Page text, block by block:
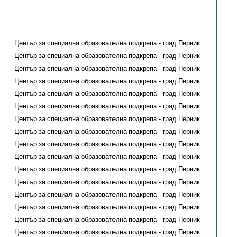
Център за специална образователна подкрепа - град Перник
Център за специална образователна подкрепа - град Перник
Център за специална образователна подкрепа - град Перник
Център за специална образователна подкрепа - град Перник
Център за специална образователна подкрепа - град Перник
Център за специална образователна подкрепа - град Перник
Център за специална образователна подкрепа - град Перник
Център за специална образователна подкрепа - град Перник
Център за специална образователна подкрепа - град Перник
Център за специална образователна подкрепа - град Перник
Център за специална образователна подкрепа - град Перник
Център за специална образователна подкрепа - град Перник
Център за специална образователна подкрепа - град Перник
Център за специална образователна подкрепа - град Перник
Център за специална образователна подкрепа - град Перник
Център за специална образователна подкрепа - град Перник